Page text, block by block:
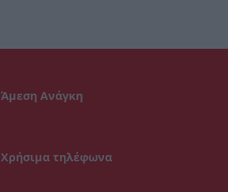
Άμεση Ανάγκη
Χρήσιμα τηλέφωνα